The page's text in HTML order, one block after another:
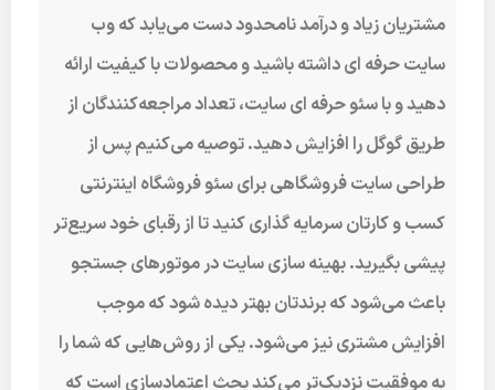
مشتریان زیاد و درآمد نامحدود دست می‌یابد که وب
سایت حرفه ای داشته باشید و محصولات با کیفیت ارائه
دهید و با سئو حرفه ای سایت، تعداد مراجعه‌کنندگان از
طریق گوگل را افزایش دهید. توصیه می‌کنیم پس از
طراحی سایت فروشگاهی برای سئو فروشگاه اینترنتی
کسب و کارتان سرمایه گذاری کنید تا از رقبای خود سریع‌تر
پیشی بگیرید. بهینه سازی سایت در موتورهای جستجو
باعث می‌شود که برندتان بهتر دیده شود که موجب
افزایش مشتری نیز می‌شود. یکی از روش‌هایی که شما را
به موفقیت نزدیک‌تر می‌کند بحث اعتمادسازی است که